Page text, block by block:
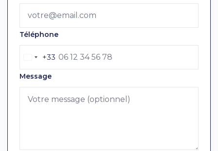
Téléphone
+33
Message